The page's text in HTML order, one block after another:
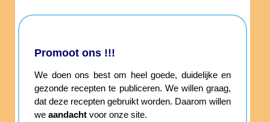
Promoot ons !!!
We doen ons best om heel goede, duidelijke en
gezonde recepten te publiceren. We willen graag,
dat deze recepten gebruikt worden. Daarom willen
we aandacht voor onze site.